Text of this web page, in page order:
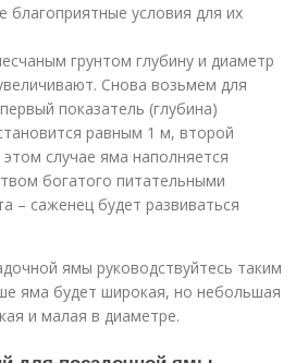
благоприятные условия для их
грунтом глубину и диаметр
Снова возьмем для
показатель (глубина)
равным 1 м, второй
случае яма наполняется
богатого питательными
– саженец будет развиваться
ямы руководствуйтесь таким
яма будет широкая, но небольшая
и малая в диаметре.